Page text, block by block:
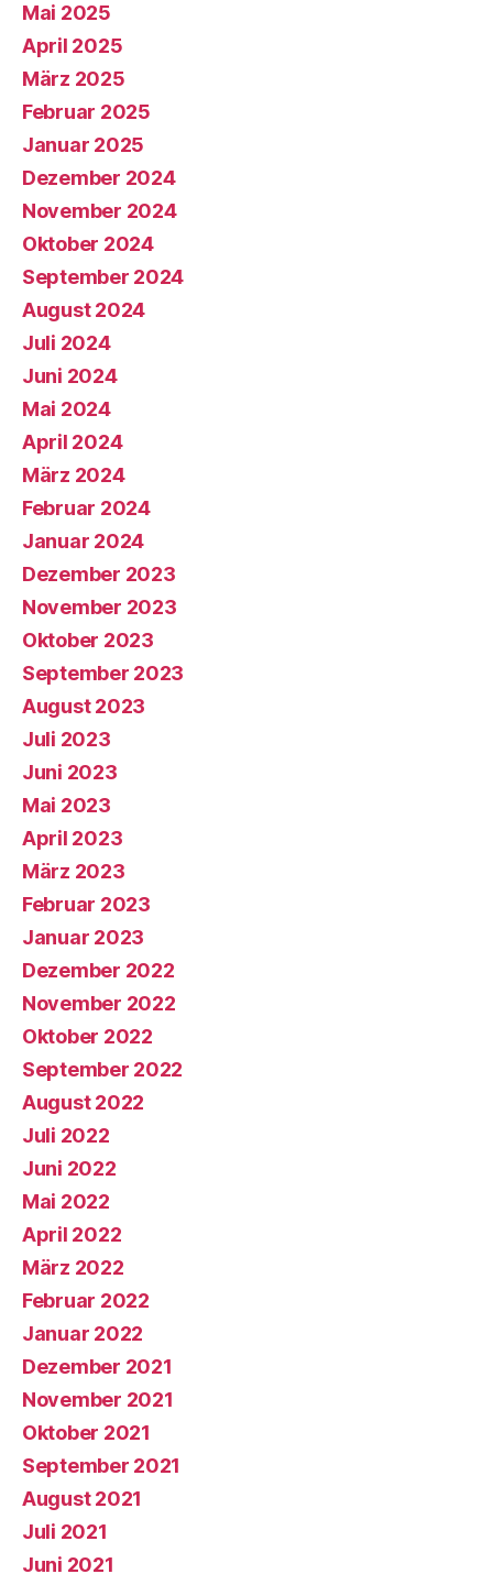
Mai 2025
April 2025
März 2025
Februar 2025
Januar 2025
Dezember 2024
November 2024
Oktober 2024
September 2024
August 2024
Juli 2024
Juni 2024
Mai 2024
April 2024
März 2024
Februar 2024
Januar 2024
Dezember 2023
November 2023
Oktober 2023
September 2023
August 2023
Juli 2023
Juni 2023
Mai 2023
April 2023
März 2023
Februar 2023
Januar 2023
Dezember 2022
November 2022
Oktober 2022
September 2022
August 2022
Juli 2022
Juni 2022
Mai 2022
April 2022
März 2022
Februar 2022
Januar 2022
Dezember 2021
November 2021
Oktober 2021
September 2021
August 2021
Juli 2021
Juni 2021